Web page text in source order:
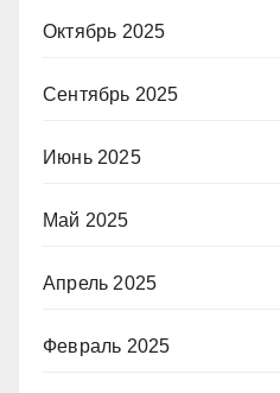
Октябрь 2025
Сентябрь 2025
Июнь 2025
Май 2025
Апрель 2025
Февраль 2025